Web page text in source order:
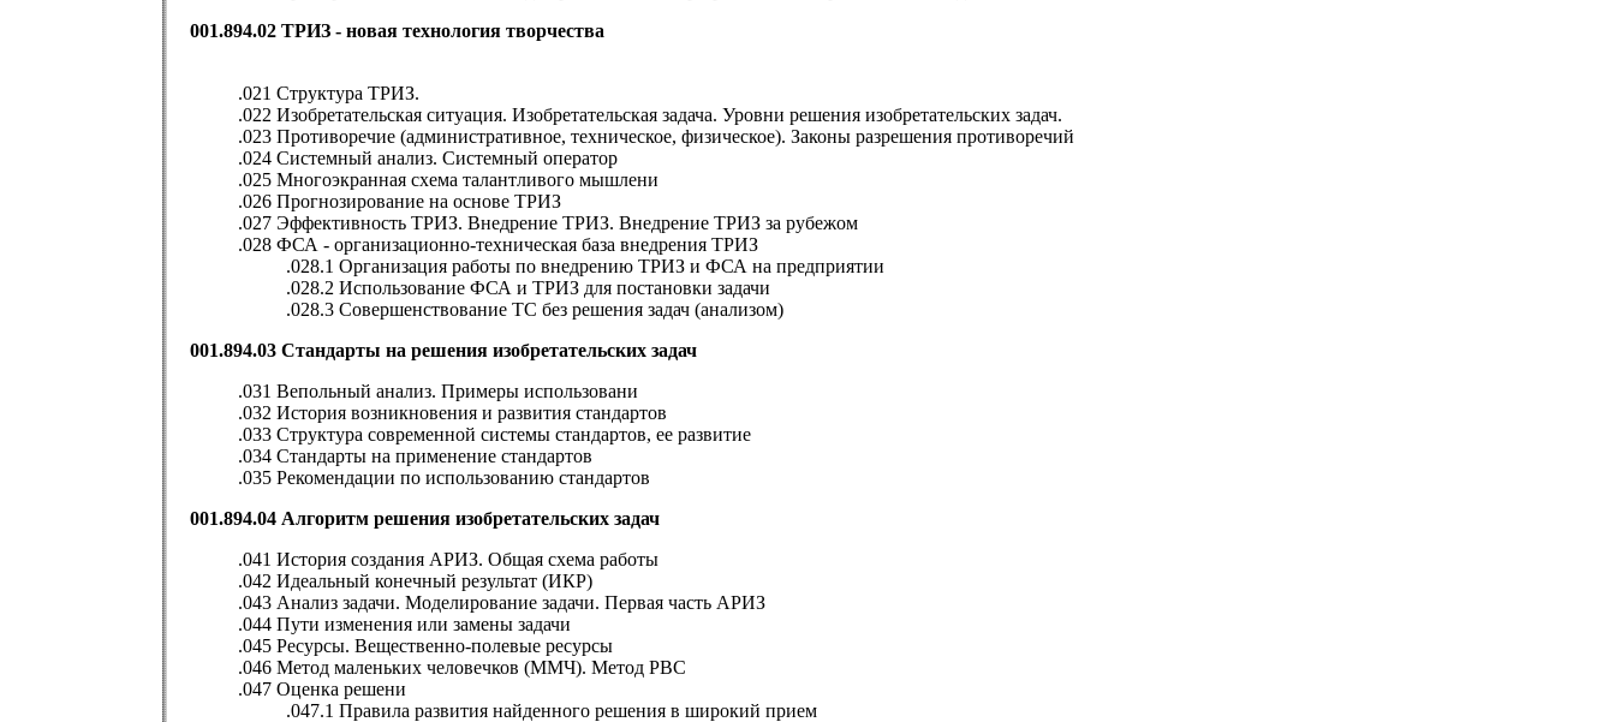
001.894.02 ТРИЗ - новая технология творчества
.021 Структура ТРИЗ.
.022 Изобретательская ситуация. Изобретательская задача. Уровни решения изобретательских задач.
.023 Противоречие (административное, техническое, физическое). Законы разрешения противоречий
.024 Системный анализ. Системный оператор
.025 Многоэкранная схема талантливого мышлени
.026 Прогнозирование на основе ТРИЗ
.027 Эффективность ТРИЗ. Внедрение ТРИЗ. Внедрение ТРИЗ за рубежом
.028 ФСА - организационно-техническая база внедрения ТРИЗ
.028.1 Организация работы по внедрению ТРИЗ и ФСА на предприятии
.028.2 Использование ФСА и ТРИЗ для постановки задачи
.028.3 Совершенствование ТС без решения задач (анализом)
001.894.03 Стандарты на решения изобретательских задач
.031 Вепольный анализ. Примеры использовани
.032 История возникновения и развития стандартов
.033 Структура современной системы стандартов, ее развитие
.034 Стандарты на применение стандартов
.035 Рекомендации по использованию стандартов
001.894.04 Алгоритм решения изобретательских задач
.041 История создания АРИЗ. Общая схема работы
.042 Идеальный конечный результат (ИКР)
.043 Анализ задачи. Моделирование задачи. Первая часть АРИЗ
.044 Пути изменения или замены задачи
.045 Ресурсы. Вещественно-полевые ресурсы
.046 Метод маленьких человечков (ММЧ). Метод РВС
.047 Оценка решени
.047.1 Правила развития найденного решения в широкий прием